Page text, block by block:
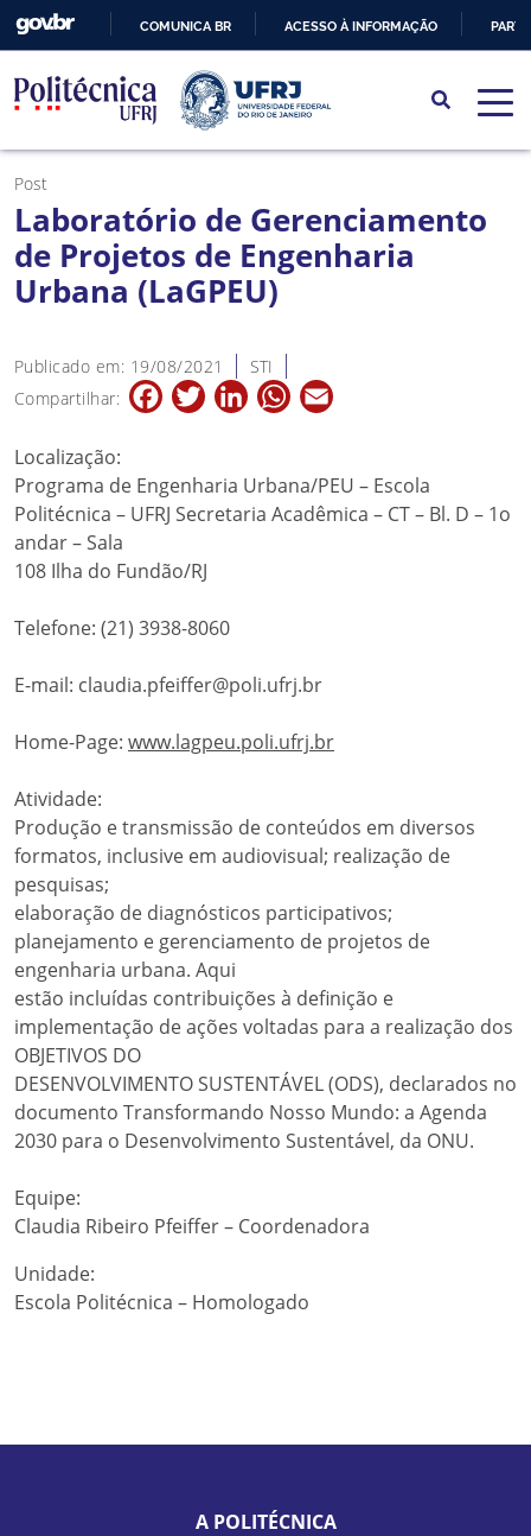
PARA
O
CONTEÚDO
COMUNICA BR ACESSO À INFORMAÇÃO
Post
Laboratório de Gerenciamento
de Projetos de Engenharia
Urbana (LaGPEU)
Publicado em: 19/08/2021
STI
Compartilhar:
FacebookTwitterLinkedInWhatsApp
Localização:
Programa de Engenharia Urbana/PEU – Escola
Politécnica – UFRJ Secretaria Acadêmica – CT – Bl. D – 1o
andar – Sala
108 Ilha do Fundão/RJ
Telefone: (21) 3938-8060
E-mail: claudia.pfeiffer@poli.ufrj.br
Home-Page: www.lagpeu.poli.ufrj.br
Atividade:
Produção e transmissão de conteúdos em diversos
formatos, inclusive em audiovisual; realização de
pesquisas;
elaboração de diagnósticos participativos;
planejamento e gerenciamento de projetos de
engenharia urbana. Aqui
estão incluídas contribuições à definição e
implementação de ações voltadas para a realização dos
OBJETIVOS DO
DESENVOLVIMENTO SUSTENTÁVEL (ODS), declarados no
documento Transformando Nosso Mundo: a Agenda
2030 para o Desenvolvimento Sustentável, da ONU.
Equipe:
Claudia Ribeiro Pfeiffer – Coordenadora
Unidade:
Escola Politécnica – Homologado
A POLITÉCNICA